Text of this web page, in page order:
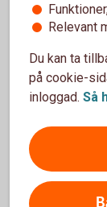
3.
Tidigare har
kallad källskatt,
det. Nu
från kontot och
4. Större
Relevant
Du kan ta
på cookie-
inloggad. Så